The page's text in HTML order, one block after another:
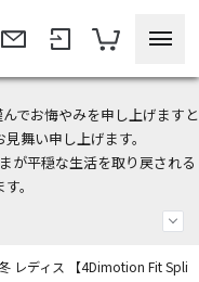
でお悔やみを申し上げますと
舞い申し上げます。
が平穏な生活を取り戻される
。
プレゼント！
レディス 【4Dimotion Fit Split